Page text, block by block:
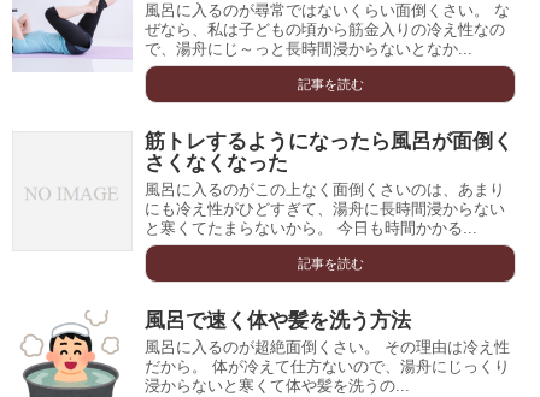
風呂に入るのが尋常ではないくらい面倒くさい。 な
ぜなら、私は子どもの頃から筋金入りの冷え性なの
で、湯舟にじ～っと長時間浸からないとなか...
記事を読む
筋トレするようになったら風呂が面倒く
さくなくなった
風呂に入るのがこの上なく面倒くさいのは、あまり
にも冷え性がひどすぎて、湯舟に長時間浸からない
と寒くてたまらないから。 今日も時間かかる...
記事を読む
風呂で速く体や髪を洗う方法
風呂に入るのが超絶面倒くさい。 その理由は冷え性
だから。 体が冷えて仕方ないので、湯舟にじっくり
浸からないと寒くて体や髪を洗うの...